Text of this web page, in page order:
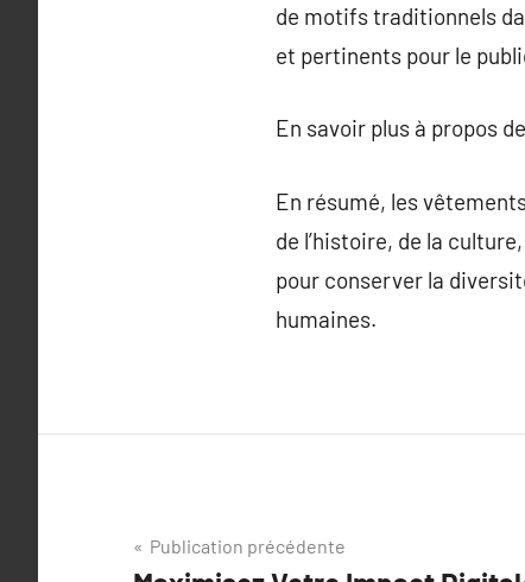
de motifs traditionnels
et pertinents pour le
En savoir plus à propos de
En résumé, les
de l’histoire, de la
pour conserver la
humaines.
Navigation
Publication précédente